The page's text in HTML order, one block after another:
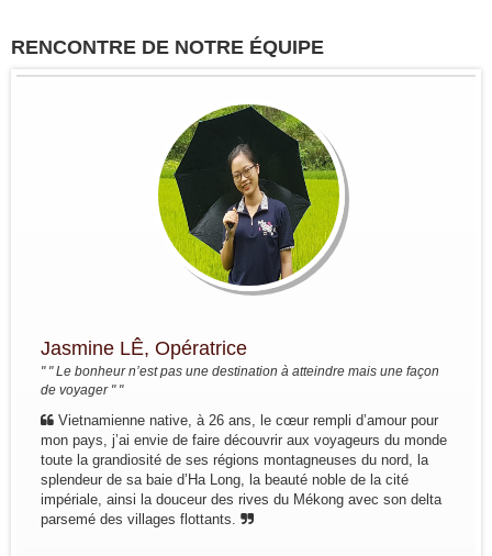
RENCONTRE DE NOTRE ÉQUIPE
Jasmine LÊ, Opératrice
" " Le bonheur n’est pas une destination à atteindre mais une façon
de voyager " "
Vietnamienne native, à 26 ans, le cœur rempli d’amour pour
mon pays, j’ai envie de faire découvrir aux voyageurs du monde
toute la grandiosité de ses régions montagneuses du nord, la
splendeur de sa baie d’Ha Long, la beauté noble de la cité
impériale, ainsi la douceur des rives du Mékong avec son delta
parsemé des villages flottants.
Groupe : VAR VIETNAM PASSION
Marseille - Hanoi - Nghia Lo - Mu
Cang Chai - Sapa - BacHa - Thong
Nguyen - Ha Giang - Dong Van - Bao
Lac - Ba Be - Hanoi - Baie...
Groupe : Pierre DEGEMBE avec
ses amis 05personnes
Voyage du nord au centre du 7 avril
au 19 avril : Bruxelles - Hanoi - Mai
Chau -PuLuong - Tam Coc -baie de
Halong - Hue - HoiAn - Hanoi -
amis (4 personnes)
Voyage à la carte du nord au sud du
Hich - Pu Luong - Tam Coc - Baie de
Lan Ha ( Bateau Perla Dawn Sails) -
Train pour...
Groupe: Mr et Mme Alain et
Catherine LEFBVRE
Voyage dans le nord pour decouvrir